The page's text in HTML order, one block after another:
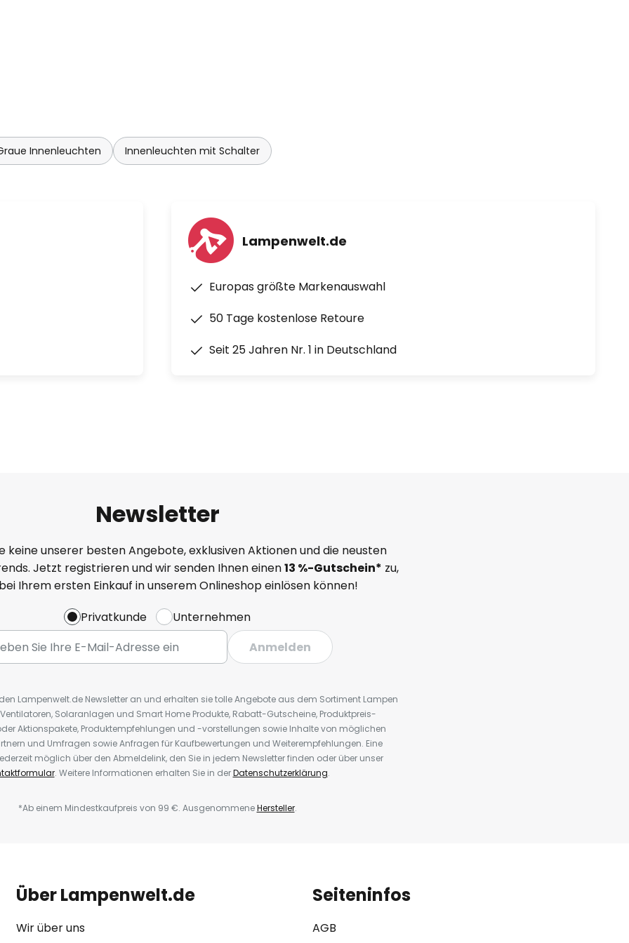
Innenleuchten Innenleuchten mit Schalter
Lampenwelt.de
Europas größte Markenauswahl
50 Tage kostenlose Retoure
Seit 25 Jahren Nr. 1 in Deutschland
Newsletter
keine unserer besten Angebote, exklusiven Aktionen und die neusten
Jetzt registrieren und wir senden Ihnen einen13 %-Gutschein* zu,
Ihrem ersten Einkauf in unserem Onlineshop einlösen können!
Privatkunde
Unternehmen
Anmelden
Lampenwelt.de Newsletter an und erhalten sie tolle Angebote aus dem Sortiment Lampen
Solaranlagen und Smart Home Produkte, Rabatt-Gutscheine, Produktpreis-
Aktionspakete, Produktempfehlungen und -vorstellungen sowie Inhalte von möglichen
und Umfragen sowie Anfragen für Kaufbewertungen und Weiterempfehlungen. Eine
möglich über den Abmeldelink, den Sie in jedem Newsletter finden oder über unser
. Weitere Informationen erhalten Sie in derDatenschutzerklärung.
*Ab einem Mindestkaufpreis von 99 €. AusgenommeneHersteller.
Über Lampenwelt.de
Wir über uns
Seiteninfos
AGB